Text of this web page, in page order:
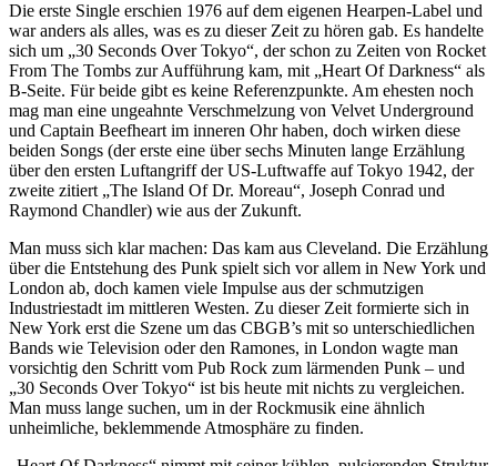
Die erste Single erschien 1976 auf dem eigenen Hearpen-Label und
war anders als alles, was es zu dieser Zeit zu hören gab. Es handelte
sich um „30 Seconds Over Tokyo“, der schon zu Zeiten von Rocket
From The Tombs zur Aufführung kam, mit „Heart Of Darkness“ als
B-Seite. Für beide gibt es keine Referenzpunkte. Am ehesten noch
mag man eine ungeahnte Verschmelzung von Velvet Underground
und Captain Beefheart im inneren Ohr haben, doch wirken diese
beiden Songs (der erste eine über sechs Minuten lange Erzählung
über den ersten Luftangriff der US-Luftwaffe auf Tokyo 1942, der
zweite zitiert „The Island Of Dr. Moreau“, Joseph Conrad und
Raymond Chandler) wie aus der Zukunft.
Man muss sich klar machen: Das kam aus Cleveland. Die Erzählung
über die Entstehung des Punk spielt sich vor allem in New York und
London ab, doch kamen viele Impulse aus der schmutzigen
Industriestadt im mittleren Westen. Zu dieser Zeit formierte sich in
New York erst die Szene um das CBGB’s mit so unterschiedlichen
Bands wie Television oder den Ramones, in London wagte man
vorsichtig den Schritt vom Pub Rock zum lärmenden Punk – und
„30 Seconds Over Tokyo“ ist bis heute mit nichts zu vergleichen.
Man muss lange suchen, um in der Rockmusik eine ähnlich
unheimliche, beklemmende Atmosphäre zu finden.